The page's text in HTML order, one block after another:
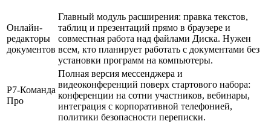
Онлайн-
редакторы
документов
Главный модуль расширения: правка текстов,
таблиц и презентаций прямо в браузере и
совместная работа над файлами Диска. Нужен
всем, кто планирует работать с документами без
установки программ на компьютеры.
Р7-Команда
Про
Полная версия мессенджера и
видеоконференций поверх стартового набора:
конференции на сотни участников, вебинары,
интеграция с корпоративной телефонией,
политики безопасности переписки.